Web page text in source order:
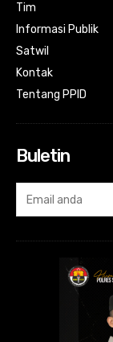
Tim
Informasi Publik
Satwil
Kontak
Tentang PPID
Buletin